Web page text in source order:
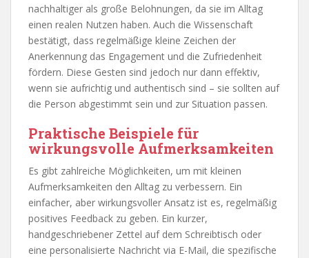
nachhaltiger als große Belohnungen, da sie im Alltag
einen realen Nutzen haben. Auch die Wissenschaft
bestätigt, dass regelmäßige kleine Zeichen der
Anerkennung das Engagement und die Zufriedenheit
fördern. Diese Gesten sind jedoch nur dann effektiv,
wenn sie aufrichtig und authentisch sind – sie sollten auf
die Person abgestimmt sein und zur Situation passen.
Praktische Beispiele für
wirkungsvolle Aufmerksamkeiten
Es gibt zahlreiche Möglichkeiten, um mit kleinen
Aufmerksamkeiten den Alltag zu verbessern. Ein
einfacher, aber wirkungsvoller Ansatz ist es, regelmäßig
positives Feedback zu geben. Ein kurzer,
handgeschriebener Zettel auf dem Schreibtisch oder
eine personalisierte Nachricht via E-Mail, die spezifische